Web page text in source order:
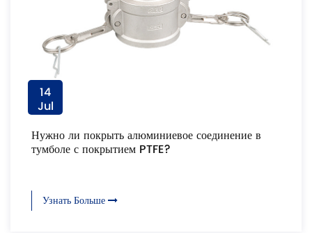
14
Jul
Нужно ли покрыть алюминиевое соединение в
тумболе с покрытием PTFE?
Узнать Больше